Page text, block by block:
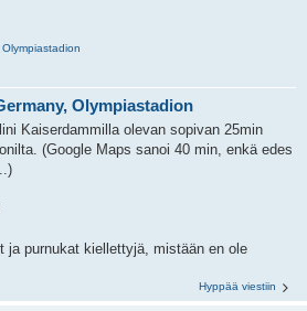
Olympiastadion
Kaiserdammilla olevan sopivan 25min
(Google Maps sanoi 40 min, enkä edes
ja purnukat kiellettyjä, mistään en ole
Hyppää viestiin